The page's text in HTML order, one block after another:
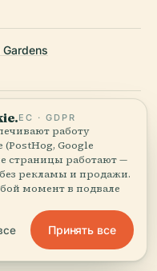
Restored
Monuments
Ball
ЕС · GDPR
работу
Google
страницы работают —
рекламы и продажи.
момент в подвале
Принять все